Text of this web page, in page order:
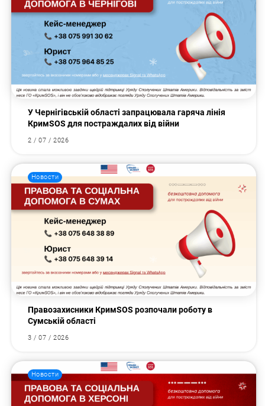
У Чернігівській області запрацювала гаряча лінія
КримSOS для постраждалих від війни
2 / 07 / 2026
Новости
Правозахисники КримSOS розпочали роботу в
Сумській області
3 / 07 / 2026
Новости